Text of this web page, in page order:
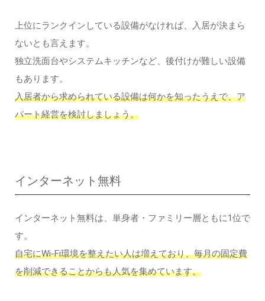
上位にランクインしている設備がなければ、入居が決まら
ないとも言えます。
独立洗面台やシステムキッチンなど、後付けが難しい設備
もあります。
入居者から求められている設備は何かを知ったうえで、ア
パート経営を検討しましょう。
インターネット無料
インターネット無料は、単身者・ファミリー層ともに1位で
す。
自宅にWi-Fi環境を整えたい人は増えており、毎月の固定費
を削減できることからも人気を集めています。